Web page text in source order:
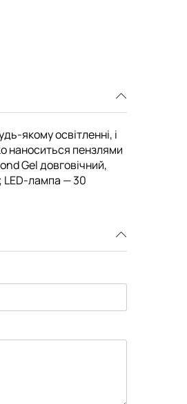
якому освітленні, і
наноситься пензлями
Gel довговічний,
LED-лампа — 30